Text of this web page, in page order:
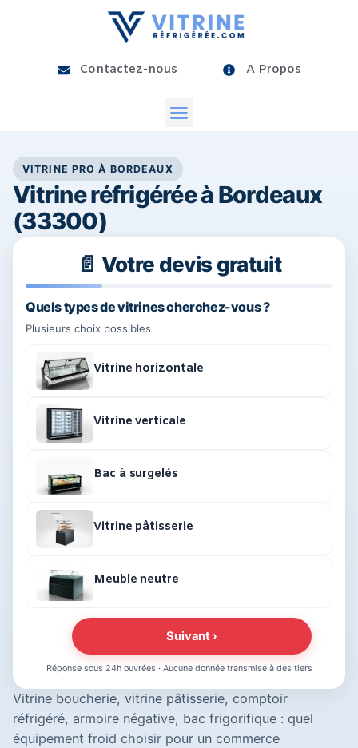
Contactez-nous A Propos
VITRINE PRO À BORDEAUX
Vitrine réfrigérée à Bordeaux
(33300)
Vitrine boucherie, vitrine pâtisserie, comptoir
réfrigéré, armoire négative, bac frigorifique : quel
équipement froid choisir pour un commerce
📄 Votre devis gratuit
Quels types de vitrines cherchez-vous ?
Plusieurs choix possibles
Vitrine horizontale
Vitrine verticale
Bac à surgelés
Vitrine pâtisserie
Meuble neutre
Suivant ›
Réponse sous 24h ouvrées · Aucune donnée transmise à des tiers